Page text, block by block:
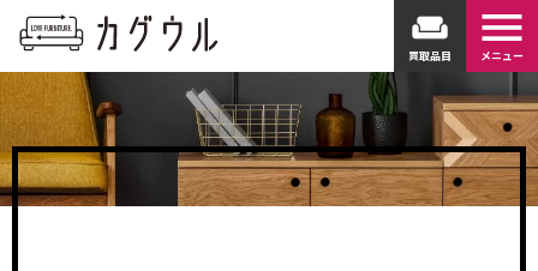
weekend
買取品目
menu
メニュー